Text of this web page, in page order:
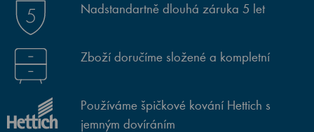
Nadstandartně dlouhá záruka 5 let
Zboží doručíme složené a kompletní
Používáme špičkové kování Hettich s
jemným dovíráním